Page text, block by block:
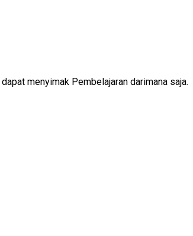
menyimak Pembelajaran darimana saja.